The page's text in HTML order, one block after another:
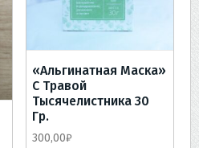
«Альгинатная Маска»
С Травой
Тысячелистника 30
Гр.
300,00₽